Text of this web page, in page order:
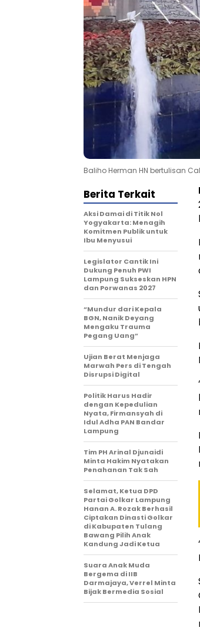
Baliho Herman HN bertulisan
Berita Terkait
Aksi Damai di Titik Nol
Yogyakarta: Menagih
Komitmen Publik untuk
Ibu Menyusui
Legislator Cantik Ini
Dukung Penuh PWI
Lampung Sukseskan HPN
dan Porwanas 2027
“Mundur dari Kepala
BGN, Nanik Deyang
Mengaku Trauma
Pegang Uang”
Ujian Berat Menjaga
Marwah Pers di Tengah
Disrupsi Digital
Politik Harus Hadir
dengan Kepedulian
Nyata, Firmansyah di
Idul Adha PAN Bandar
Lampung
Tim PH Arinal Djunaidi
Minta Hakim Nyatakan
Penahanan Tak Sah
Selamat, Ketua DPD
Partai Golkar Lampung
Hanan A. Rozak Berhasil
Ciptakan Dinasti Golkar
di Kabupaten Tulang
Bawang Pilih Anak
Kandung Jadi Ketua
Suara Anak Muda
Bergema di IIB
Darmajaya, Verrel Minta
Bijak Bermedia Sosial